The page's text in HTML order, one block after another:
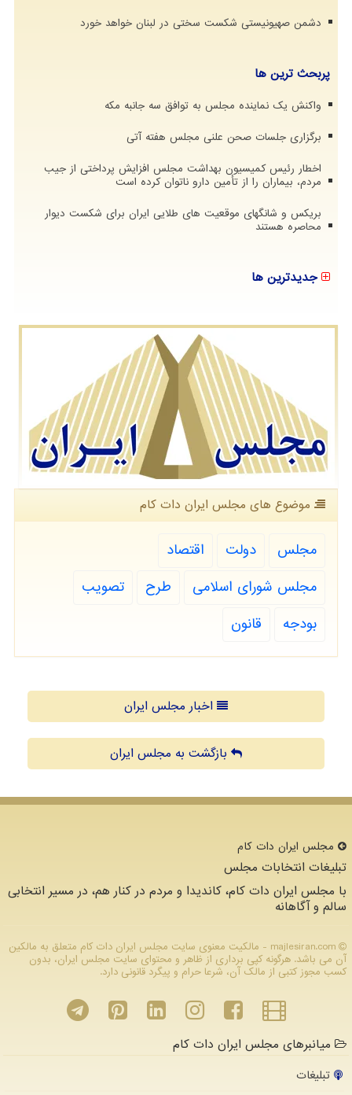
دشمن صهیونیستی شکست سختی در لبنان خواهد خورد
پربحث ترین ها
واکنش یک نماینده مجلس به توافق سه جانبه مکه
برگزاری جلسات صحن علنی مجلس هفته آتی
اخطار رئیس کمیسیون بهداشت مجلس افزایش پرداختی از جیب
مردم، بیماران را از تأمین دارو ناتوان کرده است
بریکس و شانگهای موقعیت های طلایی ایران برای شکست دیوار
محاصره هستند
جدیدترین ها
موضوع های مجلس ایران دات كام
مجلس دولت
اقتصاد
مجلس شورای اسلامی
طرح
تصویب
بودجه
قانون
اخبار مجلس ایران
بازگشت به مجلس ایران
مجلس ایران دات كام
تبلیغات انتخابات مجلس
با مجلس ایران دات کام، کاندیدا و مردم در کنار هم، در مسیر انتخابی
سالم و آگاهانه
majlesiran.com - مالکیت معنوی سایت مجلس ایران دات كام متعلق به مالکین
آن می باشد. هرگونه کپی برداری از ظاهر و محتوای سایت مجلس ایران، بدون
کسب مجوز کتبی از مالک آن، شرعا حرام و پیگرد قانونی دارد.
میانبرهای مجلس ایران دات کام
تبلیغات